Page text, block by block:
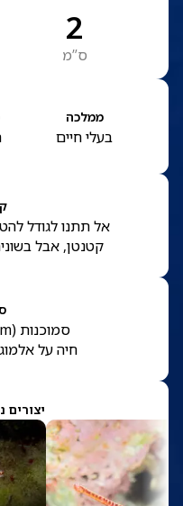
2
ס”מ
ממלכה
בעלי חיים
אל תתנו לגודל
קטנטן, אבל
סמוכנות (
חיה על
יצורים